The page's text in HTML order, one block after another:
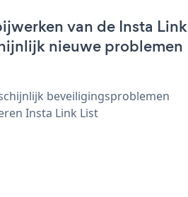
van de Insta Link
nieuwe problemen
beveiligingsproblemen
Insta Link List